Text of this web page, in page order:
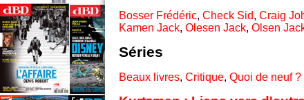
Bosser Frédéric, Check Sid, Craig
Kamen Jack, Olesen Jack, Olsen
Séries
Beaux livres, Critique, Quoi de neuf ?